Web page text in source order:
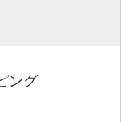
ング